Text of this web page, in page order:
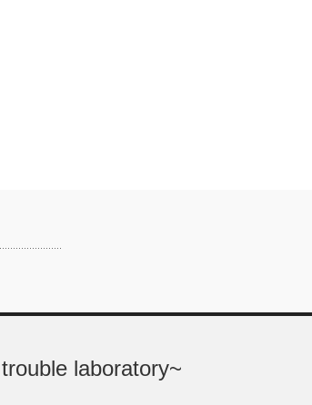
laboratory~